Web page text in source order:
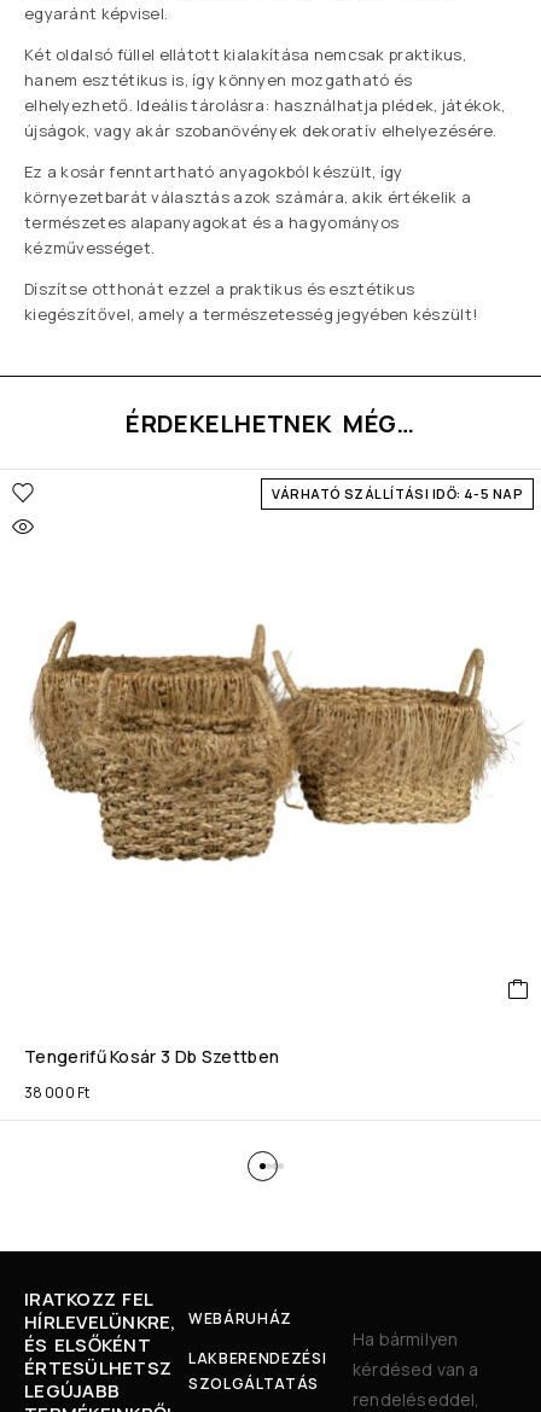
egyaránt képvisel.
Két oldalsó füllel ellátott kialakítása nemcsak praktikus,
hanem esztétikus is, így könnyen mozgatható és
elhelyezhető. Ideális tárolásra: használhatja plédek, játékok,
újságok, vagy akár szobanövények dekoratív elhelyezésére.
Ez a kosár fenntartható anyagokból készült, így
környezetbarát választás azok számára, akik értékelik a
természetes alapanyagokat és a hagyományos
kézművességet.
Díszítse otthonát ezzel a praktikus és esztétikus
kiegészítővel, amely a természetesség jegyében készült!
ÉRDEKELHETNEK MÉG…
VÁRHATÓ SZÁLLÍTÁSI IDŐ: 4-5 NAP
Tengerifű Kosár 3 Db Szettben
38 000 Ft
IRATKOZZ FEL
HÍRLEVELÜNKRE,
ÉS ELSŐKÉNT
ÉRTESÜLHETSZ
LEGÚJABB
WEBÁRUHÁZ
LAKBERENDEZÉSI
SZOLGÁLTATÁS
Ha bármilyen
kérdésed van a
rendeléseddel,